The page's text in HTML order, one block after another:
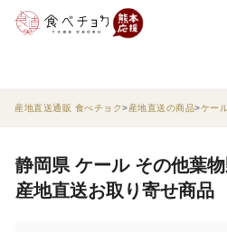
産地直送通販 食べチョク 産地直送の商品 ケー
静岡県 ケール その他葉
産地直送お取り寄せ商品